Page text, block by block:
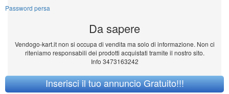
Password persa
Da sapere
Vendogo-kart.it non si occupa di vendita ma solo di informazione. Non ci
riteniamo responsabili dei prodotti acquistati tramite il nostro sito.
Info 3473163242
Inserisci il tuo annuncio Gratuito!!!